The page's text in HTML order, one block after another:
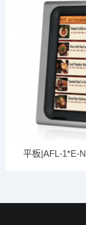
平板|AFL-1*E-